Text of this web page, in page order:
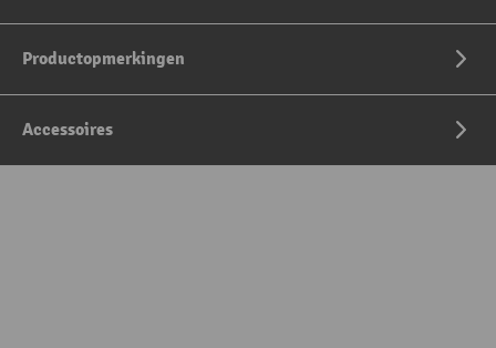
Productopmerkingen
Accessoires